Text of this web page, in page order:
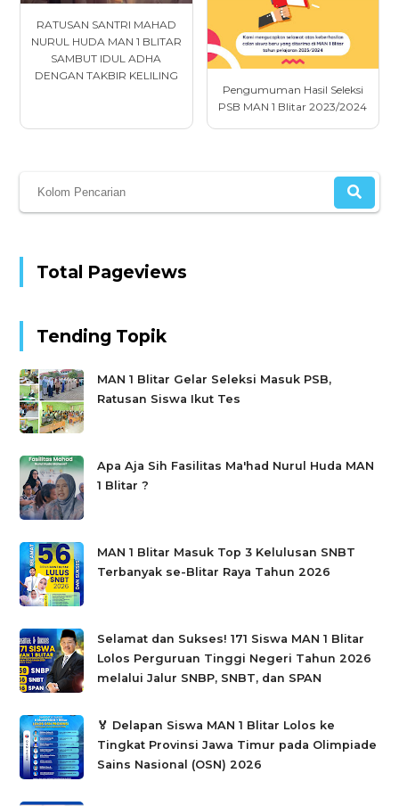
RATUSAN SANTRI MAHAD
NURUL HUDA MAN 1 BLITAR
SAMBUT IDUL ADHA
DENGAN TAKBIR KELILING
Pengumuman Hasil Seleksi
PSB MAN 1 Blitar 2023/2024
Total Pageviews
Tending Topik
MAN 1 Blitar Gelar Seleksi Masuk PSB,
Ratusan Siswa Ikut Tes
Apa Aja Sih Fasilitas Ma'had Nurul Huda MAN
1 Blitar ?
MAN 1 Blitar Masuk Top 3 Kelulusan SNBT
Terbanyak se-Blitar Raya Tahun 2026
Selamat dan Sukses! 171 Siswa MAN 1 Blitar
Lolos Perguruan Tinggi Negeri Tahun 2026
melalui Jalur SNBP, SNBT, dan SPAN
🏅 Delapan Siswa MAN 1 Blitar Lolos ke
Tingkat Provinsi Jawa Timur pada Olimpiade
Sains Nasional (OSN) 2026